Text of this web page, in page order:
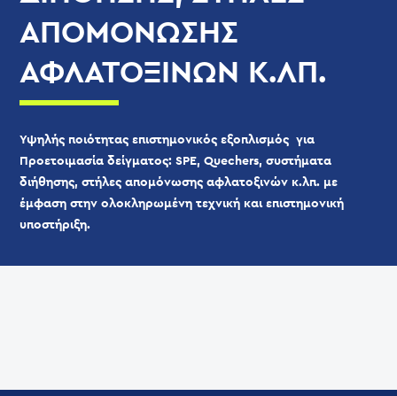
ΑΠΟΜΌΝΩΣΗΣ
ΑΦΛΑΤΟΞΙΝΏΝ Κ.ΛΠ.
Υψηλής ποιότητας επιστημονικός εξοπλισμός για
Προετοιμασία δείγματος: SPE, Quechers, συστήματα
διήθησης, στήλες απομόνωσης αφλατοξινών κ.λπ. με
έμφαση στην ολοκληρωμένη τεχνική και επιστημονική
υποστήριξη.